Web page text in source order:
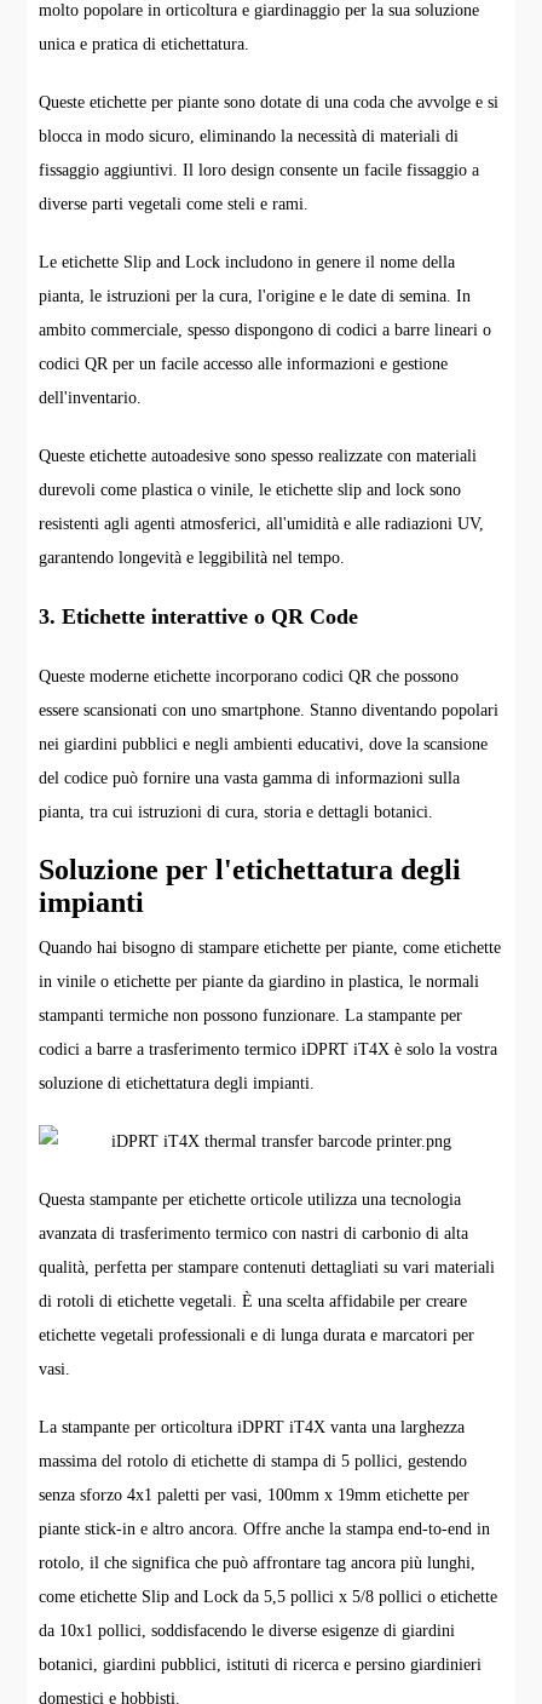
molto popolare in orticoltura e giardinaggio per la sua soluzione
unica e pratica di etichettatura.
Queste etichette per piante sono dotate di una coda che avvolge e si
blocca in modo sicuro, eliminando la necessità di materiali di
fissaggio aggiuntivi. Il loro design consente un facile fissaggio a
diverse parti vegetali come steli e rami.
Le etichette Slip and Lock includono in genere il nome della
pianta, le istruzioni per la cura, l'origine e le date di semina. In
ambito commerciale, spesso dispongono di codici a barre lineari o
codici QR per un facile accesso alle informazioni e gestione
dell'inventario.
Queste etichette autoadesive sono spesso realizzate con materiali
durevoli come plastica o vinile, le etichette slip and lock sono
resistenti agli agenti atmosferici, all'umidità e alle radiazioni UV,
garantendo longevità e leggibilità nel tempo.
3. Etichette interattive o QR Code
Queste moderne etichette incorporano codici QR che possono
essere scansionati con uno smartphone. Stanno diventando popolari
nei giardini pubblici e negli ambienti educativi, dove la scansione
del codice può fornire una vasta gamma di informazioni sulla
pianta, tra cui istruzioni di cura, storia e dettagli botanici.
Soluzione per l'etichettatura degli
impianti
Quando hai bisogno di stampare etichette per piante, come etichette
in vinile o etichette per piante da giardino in plastica, le normali
stampanti termiche non possono funzionare. La stampante per
codici a barre a trasferimento termico iDPRT iT4X è solo la vostra
soluzione di etichettatura degli impianti.
Questa stampante per etichette orticole utilizza una tecnologia
avanzata di trasferimento termico con nastri di carbonio di alta
qualità, perfetta per stampare contenuti dettagliati su vari materiali
di rotoli di etichette vegetali. È una scelta affidabile per creare
etichette vegetali professionali e di lunga durata e marcatori per
vasi.
La stampante per orticoltura iDPRT iT4X vanta una larghezza
massima del rotolo di etichette di stampa di 5 pollici, gestendo
senza sforzo 4x1 paletti per vasi, 100mm x 19mm etichette per
piante stick-in e altro ancora. Offre anche la stampa end-to-end in
rotolo, il che significa che può affrontare tag ancora più lunghi,
come etichette Slip and Lock da 5,5 pollici x 5/8 pollici o etichette
da 10x1 pollici, soddisfacendo le diverse esigenze di giardini
botanici, giardini pubblici, istituti di ricerca e persino giardinieri
domestici e hobbisti.